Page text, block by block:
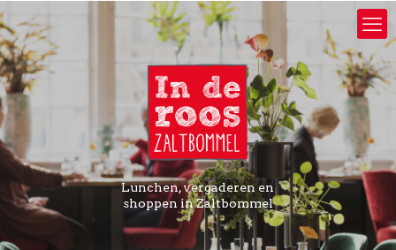
Lunchen, vergaderen en
shoppen in Zaltbommel